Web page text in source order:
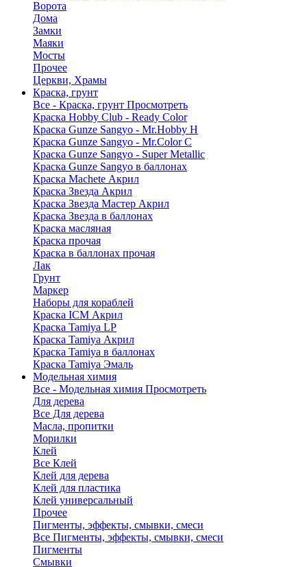
Ворота
Дома
Замки
Маяки
Мосты
Прочее
Церкви, Храмы
Краска, грунт
Все - Краска, грунт Просмотреть
Краска Hobby Club - Ready Color
Краска Gunze Sangyo - Mr.Hobby H
Краска Gunze Sangyo - Mr.Color C
Краска Gunze Sangyo - Super Metallic
Краска Gunze Sangyo в баллонах
Краска Machete Акрил
Краска Звезда Акрил
Краска Звезда Мастер Акрил
Краска Звезда в баллонах
Краска масляная
Краска прочая
Краска в баллонах прочая
Лак
Грунт
Маркер
Наборы для кораблей
Краска ICM Акрил
Краска Tamiya LP
Краска Tamiya Акрил
Краска Tamiya в баллонах
Краска Tamiya Эмаль
Модельная химия
Все - Модельная химия Просмотреть
Для дерева
Все Для дерева
Масла, пропитки
Морилки
Клей
Все Клей
Клей для дерева
Клей для пластика
Клей универсальный
Прочее
Пигменты, эффекты, смывки, смеси
Все Пигменты, эффекты, смывки, смеси
Пигменты
Смывки